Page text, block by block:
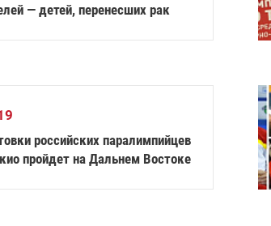
— детей, перенесших рак
российских паралимпийцев
пройдет на Дальнем Востоке